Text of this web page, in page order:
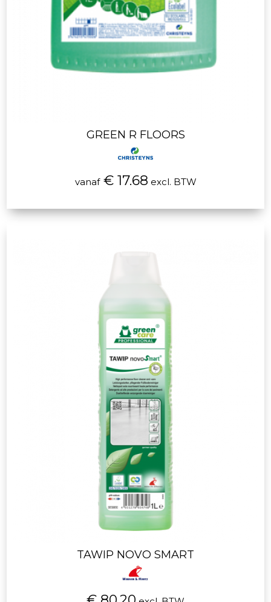
GREEN R FLOORS
vanaf€ 17.68 excl. BTW
TAWIP NOVO SMART